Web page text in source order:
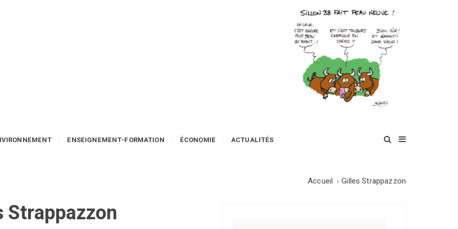
ENSEIGNEMENT-FORMATION ÉCONOMIE ACTUALITÉS
Accueil Gilles Strappazzon
Strappazzon